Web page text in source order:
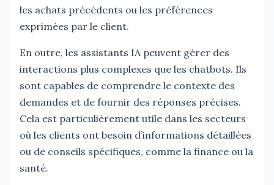
les achats précédents ou les préférences
exprimées par le client.
En outre, les assistants IA peuvent gérer des
interactions plus complexes que les chatbots. Ils
sont capables de comprendre le contexte des
demandes et de fournir des réponses précises.
Cela est particulièrement utile dans les secteurs
où les clients ont besoin d’informations détaillées
ou de conseils spécifiques, comme la finance ou la
santé.